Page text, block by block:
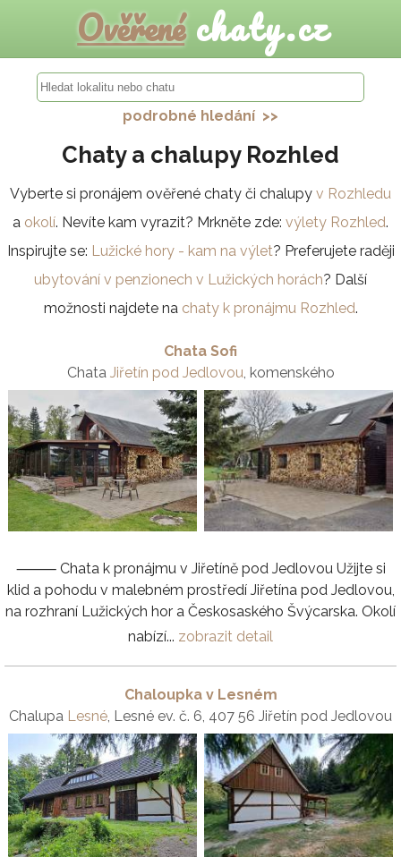
Ověřenéchaty.cz
podrobné hledání >>
Chaty a chalupy Rozhled
Vyberte si pronájem ověřené chaty či chalupy v Rozhledu
a okolí. Nevíte kam vyrazit? Mrkněte zde: výlety Rozhled.
Inspirujte se: Lužické hory - kam na výlet? Preferujete raději
ubytování v penzionech v Lužických horách? Další
možnosti najdete na chaty k pronájmu Rozhled.
Chata Sofi
Chata Jiřetín pod Jedlovou, komenského
⸻ Chata k pronájmu v Jiřetíně pod Jedlovou Užijte si
klid a pohodu v malebném prostředí Jiřetína pod Jedlovou,
na rozhraní Lužických hor a Českosaského Švýcarska. Okolí
nabízí... zobrazit detail
Chaloupka v Lesném
Chalupa Lesné, Lesné ev. č. 6, 407 56 Jiřetín pod Jedlovou